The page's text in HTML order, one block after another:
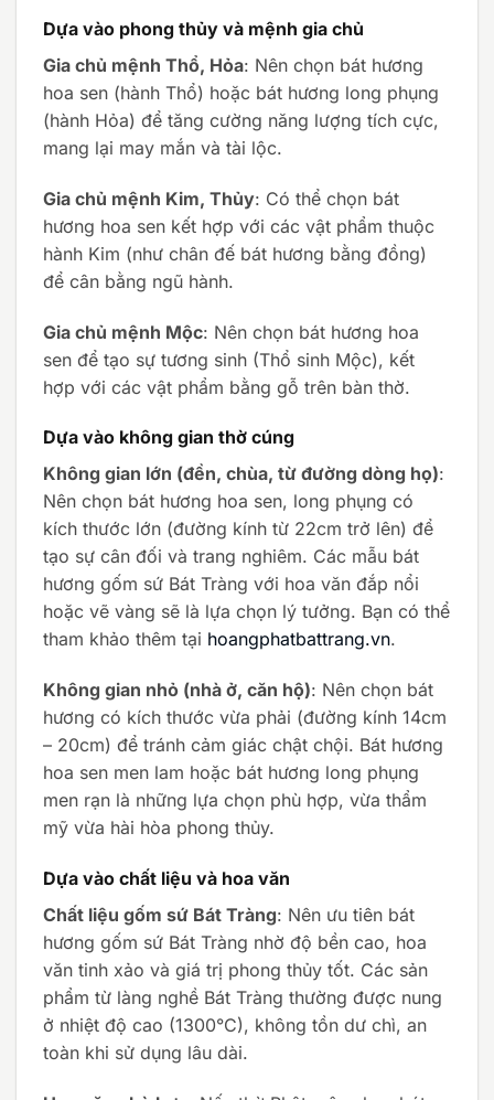
Dựa vào phong thủy và mệnh gia chủ
Gia chủ mệnh Thổ, Hỏa: Nên chọn bát hương
hoa sen (hành Thổ) hoặc bát hương long phụng
(hành Hỏa) để tăng cường năng lượng tích cực,
mang lại may mắn và tài lộc.
Gia chủ mệnh Kim, Thủy: Có thể chọn bát
hương hoa sen kết hợp với các vật phẩm thuộc
hành Kim (như chân đế bát hương bằng đồng)
để cân bằng ngũ hành.
Gia chủ mệnh Mộc: Nên chọn bát hương hoa
sen để tạo sự tương sinh (Thổ sinh Mộc), kết
hợp với các vật phẩm bằng gỗ trên bàn thờ.
Dựa vào không gian thờ cúng
Không gian lớn (đền, chùa, từ đường dòng họ):
Nên chọn bát hương hoa sen, long phụng có
kích thước lớn (đường kính từ 22cm trở lên) để
tạo sự cân đối và trang nghiêm. Các mẫu bát
hương gốm sứ Bát Tràng với hoa văn đắp nổi
hoặc vẽ vàng sẽ là lựa chọn lý tưởng. Bạn có thể
tham khảo thêm tại hoangphatbattrang.vn.
Không gian nhỏ (nhà ở, căn hộ): Nên chọn bát
hương có kích thước vừa phải (đường kính 14cm
– 20cm) để tránh cảm giác chật chội. Bát hương
hoa sen men lam hoặc bát hương long phụng
men rạn là những lựa chọn phù hợp, vừa thẩm
mỹ vừa hài hòa phong thủy.
Dựa vào chất liệu và hoa văn
Chất liệu gốm sứ Bát Tràng: Nên ưu tiên bát
hương gốm sứ Bát Tràng nhờ độ bền cao, hoa
văn tinh xảo và giá trị phong thủy tốt. Các sản
phẩm từ làng nghề Bát Tràng thường được nung
ở nhiệt độ cao (1300°C), không tồn dư chì, an
toàn khi sử dụng lâu dài.